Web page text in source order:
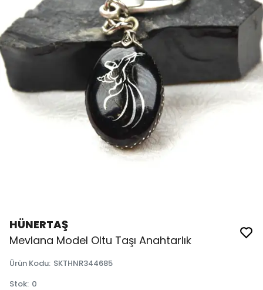
HÜNERTAŞ
Mevlana Model Oltu Taşı Anahtarlık
Ürün Kodu: SKTHNR344685
Stok: 0